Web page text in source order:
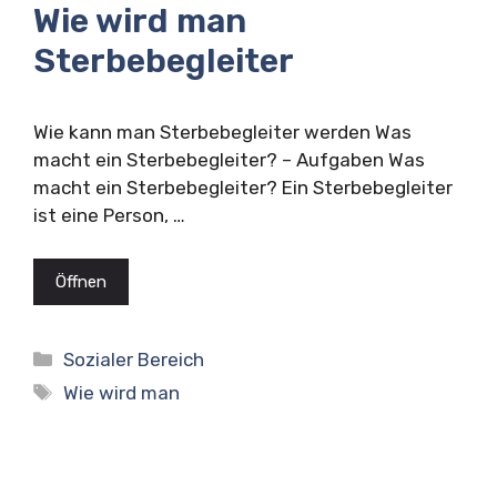
Wie wird man
Sterbebegleiter
Wie kann man Sterbebegleiter werden Was
macht ein Sterbebegleiter? – Aufgaben Was
macht ein Sterbebegleiter? Ein Sterbebegleiter
ist eine Person, …
Öffnen
Kategorien
Sozialer Bereich
Schlagwörter
Wie wird man